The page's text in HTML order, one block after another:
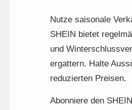
Nutze saisonale
SHEIN bietet
und
ergattern. Halte
reduzierten Preisen.
Abonniere den